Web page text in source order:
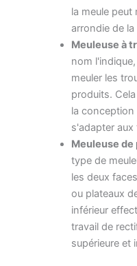
la meule peut
arrondie de la
Meuleuse à
nom
meuler les
produits.
la conception
s'adapter
Meuleuse
type de
les deux
ou plateaux
inférieur
travail de
supérieure et